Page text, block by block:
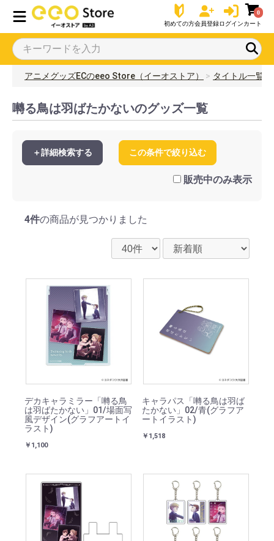
初めての方会員登録ログイン
0
カート
アニメグッズECのeeo Store（イーオストア） タイトル一覧
囀る鳥は羽ばたかないのグッズ一覧
＋詳細検索する この条件で絞り込む
販売中のみ表示
4件の商品が見つかりました
デカキャラミラー「囀る鳥
は羽ばたかない」01/場面写
風デザイン(グラフアートイ
ラスト)
￥1,100
キャラパス「囀る鳥は羽ば
たかない」02/青(グラフア
ートイラスト)
￥1,518